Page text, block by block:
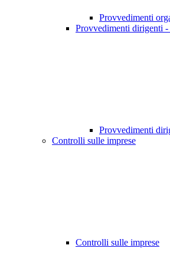
Provvedimenti
Provvedimenti dirigenti
Provvedimenti
Controlli sulle imprese
Controlli sulle imprese